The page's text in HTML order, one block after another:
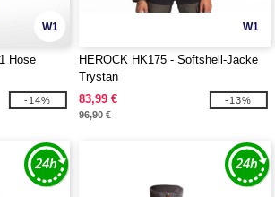
W1
Hose
-14%
W1
HEROCK HK175 - Softshell-Jacke
Trystan
83,99 €
96,90 €
-13%